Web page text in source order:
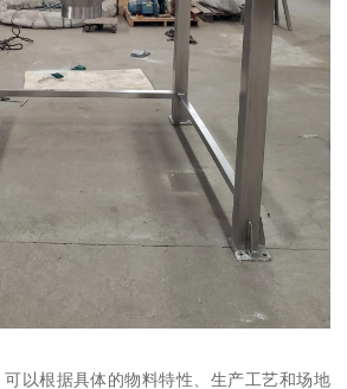
以根据具体的物料特性、生产工艺和场地